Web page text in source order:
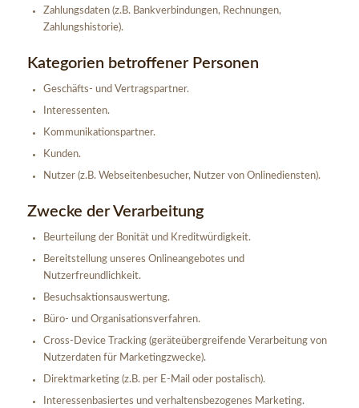
Zahlungsdaten (z.B. Bankverbindungen, Rechnungen,
Zahlungshistorie).
Kategorien betroffener Personen
Geschäfts- und Vertragspartner.
Interessenten.
Kommunikationspartner.
Kunden.
Nutzer (z.B. Webseitenbesucher, Nutzer von Onlinediensten).
Zwecke der Verarbeitung
Beurteilung der Bonität und Kreditwürdigkeit.
Bereitstellung unseres Onlineangebotes und
Nutzerfreundlichkeit.
Besuchsaktionsauswertung.
Büro- und Organisationsverfahren.
Cross-Device Tracking (geräteübergreifende Verarbeitung von
Nutzerdaten für Marketingzwecke).
Direktmarketing (z.B. per E-Mail oder postalisch).
Interessenbasiertes und verhaltensbezogenes Marketing.